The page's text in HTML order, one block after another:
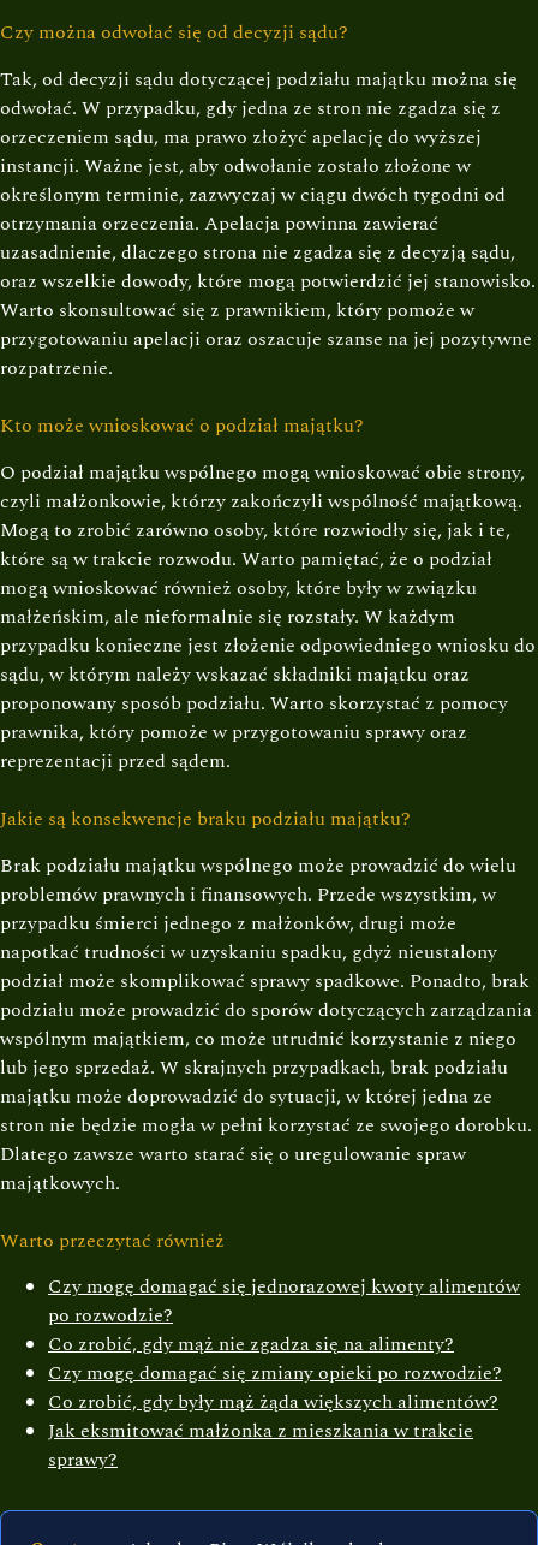
Czy można odwołać się od decyzji sądu?
Tak, od decyzji sądu dotyczącej podziału majątku można się
odwołać. W przypadku, gdy jedna ze stron nie zgadza się z
orzeczeniem sądu, ma prawo złożyć apelację do wyższej
instancji. Ważne jest, aby odwołanie zostało złożone w
określonym terminie, zazwyczaj w ciągu dwóch tygodni od
otrzymania orzeczenia. Apelacja powinna zawierać
uzasadnienie, dlaczego strona nie zgadza się z decyzją sądu,
oraz wszelkie dowody, które mogą potwierdzić jej stanowisko.
Warto skonsultować się z prawnikiem, który pomoże w
przygotowaniu apelacji oraz oszacuje szanse na jej pozytywne
rozpatrzenie.
Kto może wnioskować o podział majątku?
O podział majątku wspólnego mogą wnioskować obie strony,
czyli małżonkowie, którzy zakończyli wspólność majątkową.
Mogą to zrobić zarówno osoby, które rozwiodły się, jak i te,
które są w trakcie rozwodu. Warto pamiętać, że o podział
mogą wnioskować również osoby, które były w związku
małżeńskim, ale nieformalnie się rozstały. W każdym
przypadku konieczne jest złożenie odpowiedniego wniosku do
sądu, w którym należy wskazać składniki majątku oraz
proponowany sposób podziału. Warto skorzystać z pomocy
prawnika, który pomoże w przygotowaniu sprawy oraz
reprezentacji przed sądem.
Jakie są konsekwencje braku podziału majątku?
Brak podziału majątku wspólnego może prowadzić do wielu
problemów prawnych i finansowych. Przede wszystkim, w
przypadku śmierci jednego z małżonków, drugi może
napotkać trudności w uzyskaniu spadku, gdyż nieustalony
podział może skomplikować sprawy spadkowe. Ponadto, brak
podziału może prowadzić do sporów dotyczących zarządzania
wspólnym majątkiem, co może utrudnić korzystanie z niego
lub jego sprzedaż. W skrajnych przypadkach, brak podziału
majątku może doprowadzić do sytuacji, w której jedna ze
stron nie będzie mogła w pełni korzystać ze swojego dorobku.
Dlatego zawsze warto starać się o uregulowanie spraw
majątkowych.
Warto przeczytać również
Czy mogę domagać się jednorazowej kwoty alimentów
po rozwodzie?
Co zrobić, gdy mąż nie zgadza się na alimenty?
Czy mogę domagać się zmiany opieki po rozwodzie?
Co zrobić, gdy były mąż żąda większych alimentów?
Jak eksmitować małżonka z mieszkania w trakcie
sprawy?